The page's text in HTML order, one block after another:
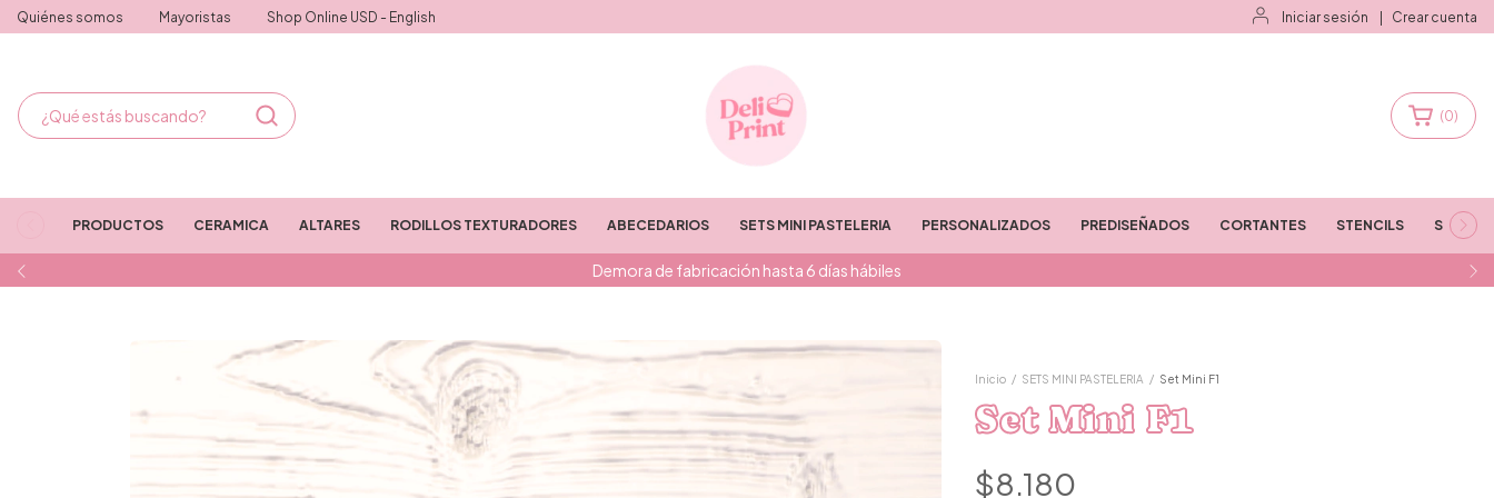
Quiénes somos Mayoristas Shop Online USD - English Iniciar sesión Crear cuenta
Demora de fabricación hasta 6 días hábiles
(0)
PRODUCTOS CERAMICA ALTARES RODILLOS TEXTURADORES ABECEDARIOS SETS MINI PASTELERIA PERSONALIZADOS PREDISEÑADOS CORTANTES STENCILS STAMPS
Inicio / SETS MINI PASTELERIA / Set Mini F1
Set Mini F1
$8.180